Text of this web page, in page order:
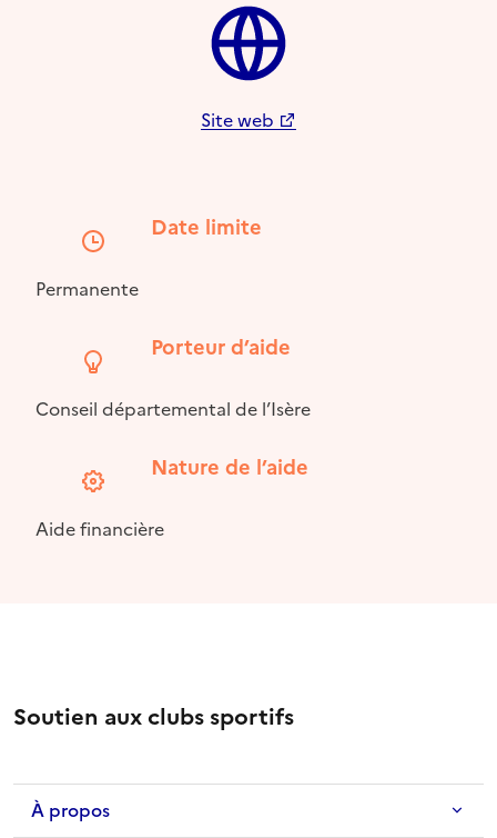
Site web
Date limite
Permanente
Porteur d’aide
Conseil départemental de l’Isère
Nature de l’aide
Aide financière
Soutien aux clubs sportifs
À propos